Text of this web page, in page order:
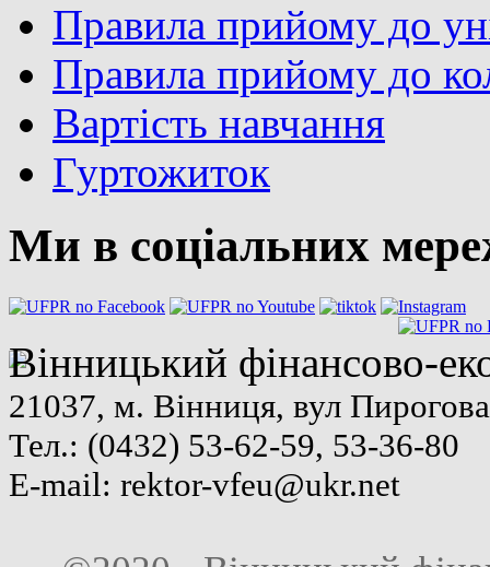
Правила прийому до
Правила прийому до
Вартість навчання
Гуртожиток
Ми в соціальних
Вінницький фінансово-
21037, м. Вінниця, вул
Тел.: (0432) 53-62-59, 53-36-80
E-mail: rektor-vfeu@ukr.net